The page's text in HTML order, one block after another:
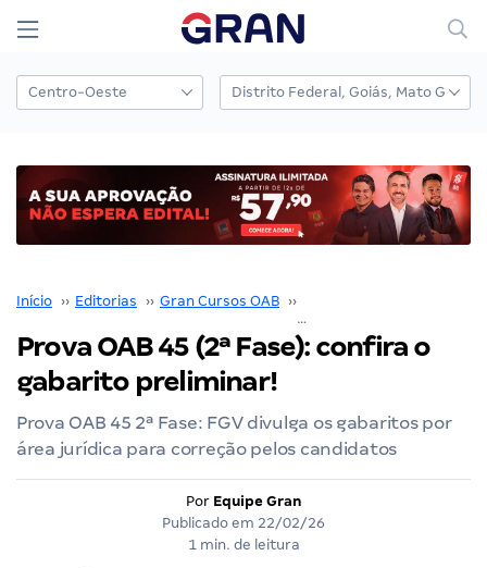
Início ›› Editorias ›› Gran Cursos OAB ››
Prova OAB 45 (2ª Fase): confira o
gabarito preliminar!
Prova OAB 45 2ª Fase: FGV divulga os gabaritos por
área jurídica para correção pelos candidatos
Por Equipe Gran
Publicado em 22/02/26
1 min. de leitura